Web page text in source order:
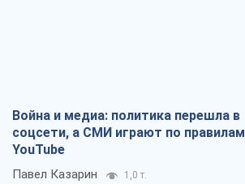
Война и медиа: политика перешла в
соцсети, а СМИ играют по правилам
YouTube
Павел Казарин 1,0 т.